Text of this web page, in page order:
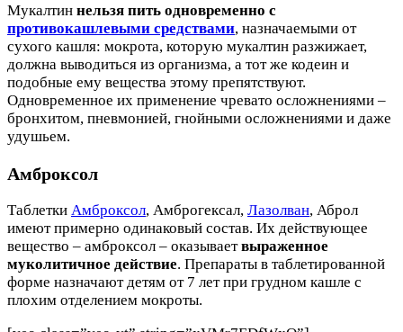
Мукалтин нельзя пить одновременно с
противокашлевыми средствами, назначаемыми от
сухого кашля: мокрота, которую мукалтин разжижает,
должна выводиться из организма, а тот же кодеин и
подобные ему вещества этому препятствуют.
Одновременное их применение чревато осложнениями –
бронхитом, пневмонией, гнойными осложнениями и даже
удушьем.
Амброксол
Таблетки Амброксол, Амброгексал, Лазолван, Аброл
имеют примерно одинаковый состав. Их действующее
вещество – амброксол – оказываетвыраженное
муколитичное действие. Препараты в таблетированной
форме назначают детям от 7 лет при грудном кашле с
плохим отделением мокроты.